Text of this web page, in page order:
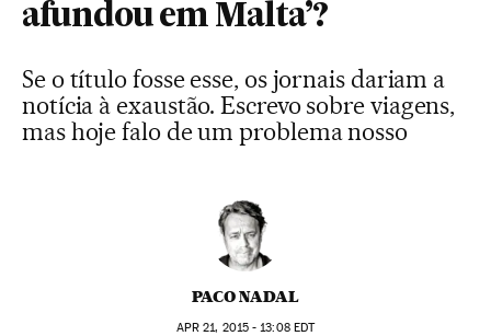
afundou em Malta’?
Se o título fosse esse, os jornais dariam a
notícia à exaustão. Escrevo sobre viagens,
mas hoje falo de um problema nosso
PACO NADAL
APR 21, 2015 - 13:08EDT